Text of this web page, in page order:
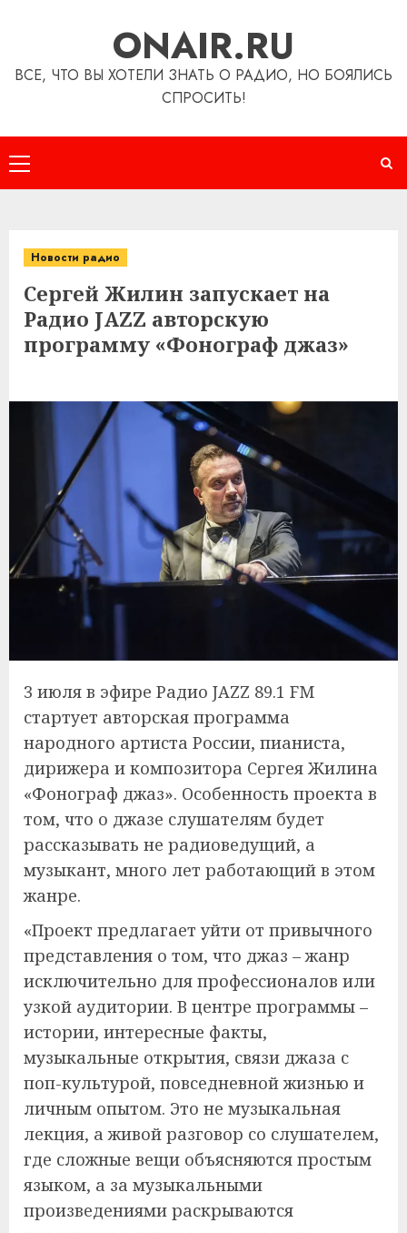
ONAIR.RU
ВСЕ, ЧТО ВЫ ХОТЕЛИ ЗНАТЬ О РАДИО, НО БОЯЛИСЬ
СПРОСИТЬ!
Основное
меню
Новости радио
Сергей Жилин запускает на
Радио JAZZ авторскую
программу «Фонограф джаз»
3 июля в эфире Радио JAZZ 89.1 FM
стартует авторская программа
народного артиста России, пианиста,
дирижера и композитора Сергея Жилина
«Фонограф джаз». Особенность проекта в
том, что о джазе слушателям будет
рассказывать не радиоведущий, а
музыкант, много лет работающий в этом
жанре.
«Проект предлагает уйти от привычного
представления о том, что джаз – жанр
исключительно для профессионалов или
узкой аудитории. В центре программы –
истории, интересные факты,
музыкальные открытия, связи джаза с
поп-культурой, повседневной жизнью и
личным опытом. Это не музыкальная
лекция, а живой разговор со слушателем,
где сложные вещи объясняются простым
языком, а за музыкальными
произведениями раскрываются